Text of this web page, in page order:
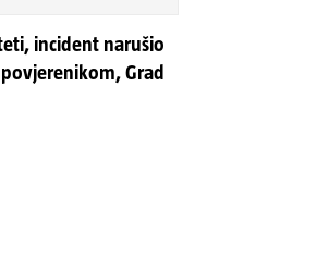
incident narušio
Grad